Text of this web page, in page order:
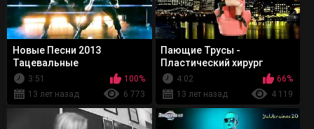
Новые Песни 2013
Тацевальные
Музыкальные Видеоклипы
2013
3:51
100%
13 лет назад
6 773
Пающие Трусы -
Пластический хирург
(версия 2013 года )
4:02
66%
13 лет назад
4 119